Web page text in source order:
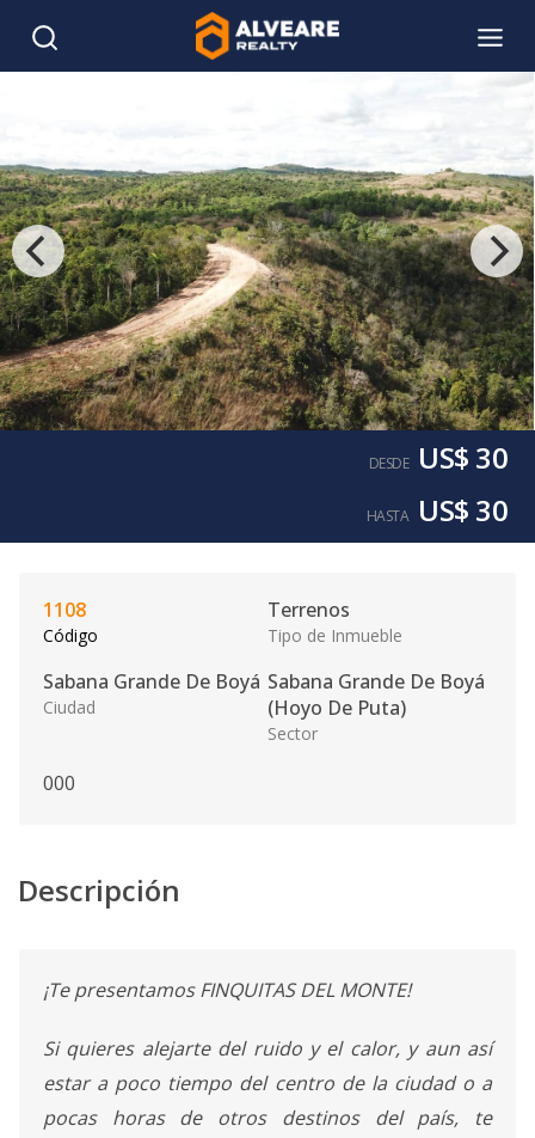
DESDE US$ 30
HASTA US$ 30
1108
Código
Terrenos
Tipo de Inmueble
Sabana Grande De Boyá
Ciudad
Sabana Grande De Boyá
(Hoyo De Puta)
Sector
000
Descripción
¡Te presentamos FINQUITAS DEL MONTE!
Si quieres alejarte del ruido y el calor, y aun así
estar a poco tiempo del centro de la ciudad o a
pocas horas de otros destinos del país, te